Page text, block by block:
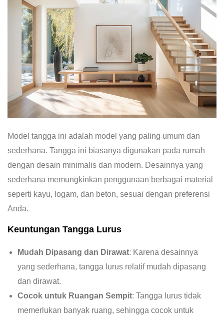
Model tangga ini adalah model yang paling umum dan
sederhana. Tangga ini biasanya digunakan pada rumah
dengan desain minimalis dan modern. Desainnya yang
sederhana memungkinkan penggunaan berbagai material
seperti kayu, logam, dan beton, sesuai dengan preferensi
Anda.
Keuntungan Tangga Lurus
Mudah Dipasang dan Dirawat: Karena desainnya
yang sederhana, tangga lurus relatif mudah dipasang
dan dirawat.
Cocok untuk Ruangan Sempit: Tangga lurus tidak
memerlukan banyak ruang, sehingga cocok untuk